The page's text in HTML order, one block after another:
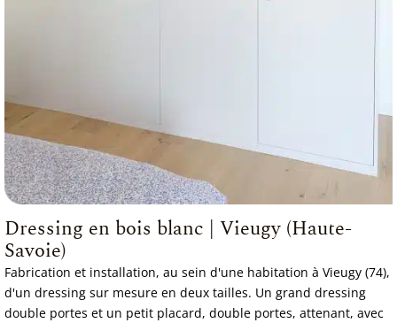
Dressing en bois blanc | Vieugy (Haute-
Savoie)
Fabrication et installation, au sein d'une habitation à Vieugy (74),
d'un dressing sur mesure en deux tailles. Un grand dressing
double portes et un petit placard, double portes, attenant, avec